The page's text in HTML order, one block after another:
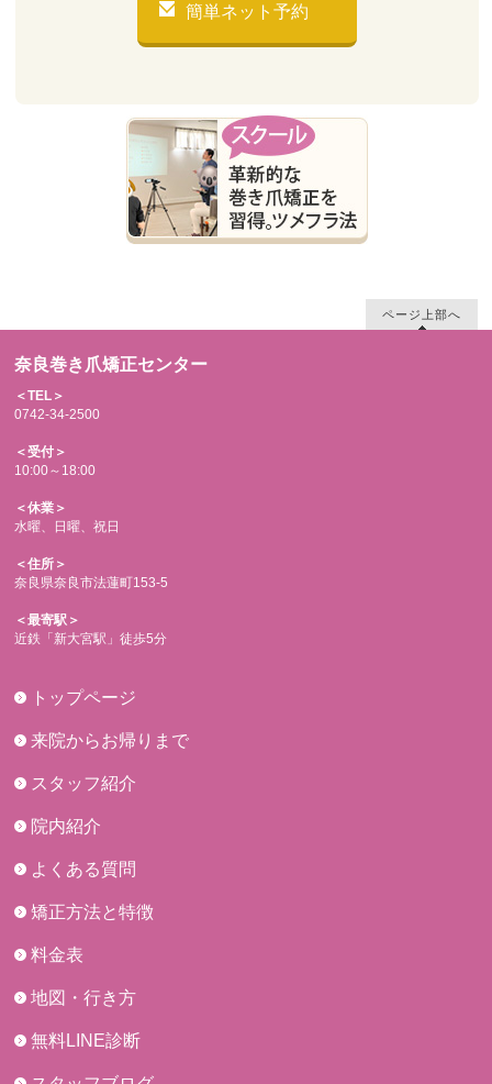
簡単ネット予約
ページ上部へ
奈良巻き爪矯正センター
＜TEL＞
0742-34-2500
＜受付＞
10:00～18:00
＜休業＞
水曜、日曜、祝日
＜住所＞
奈良県奈良市法蓮町153-5
＜最寄駅＞
近鉄「新大宮駅」徒歩5分
トップページ
来院からお帰りまで
スタッフ紹介
院内紹介
よくある質問
矯正方法と特徴
料金表
地図・行き方
無料LINE診断